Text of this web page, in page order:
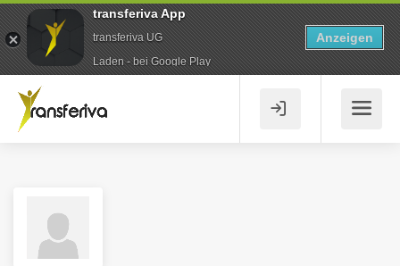
transferiva App
transferiva UG
Laden - bei Google Play
Anzeigen